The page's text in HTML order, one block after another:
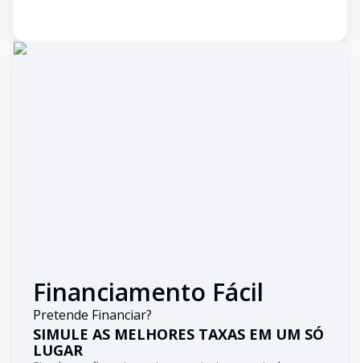
Financiamento Fácil
Pretende Financiar?
SIMULE AS MELHORES TAXAS EM UM SÓ
LUGAR